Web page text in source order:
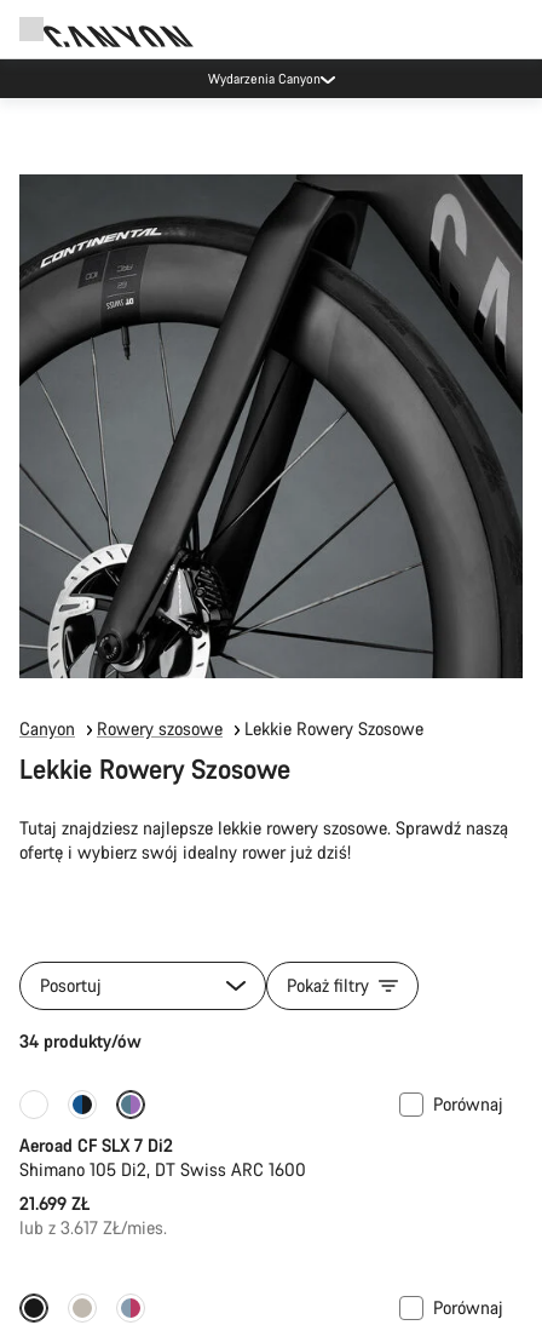
Wydarzenia Canyon
Canyon Rowery szosowe Lekkie Rowery Szosowe
Lekkie Rowery Szosowe
Tutaj znajdziesz najlepsze lekkie rowery szosowe. Sprawdź naszą
ofertę i wybierz swój idealny rower już dziś!
Posortuj Pokaż filtry
34 produkty/ów
Pomiar mocy
Porównaj
Aeroad CF SLX 7 Di2
Shimano 105 Di2, DT Swiss ARC 1600
21.699 ZŁ
lub z 3.617 ZŁ/mies.
Nowy
Porównaj